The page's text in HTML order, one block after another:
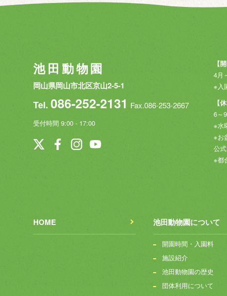
池田動物園
岡山県岡山市北区京山2-5-1
Tel.086-252-2131 Fax.086-253-2667
受付時間 9:00 - 17:00
【
4月
※入
【
6～
※水
※お
公
※都
HOME 池田動物園について
開園時間・入園料
施設紹介
池田動物園の歴史
団体利用について